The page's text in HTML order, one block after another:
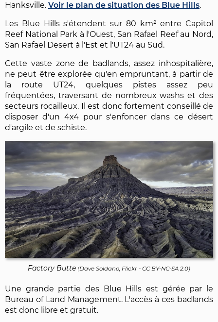
Hanksville. Voir le plan de situation des Blue Hills.
Les Blue Hills s'étendent sur 80 km² entre Capitol
Reef National Park à l'Ouest, San Rafael Reef au Nord,
San Rafael Desert à l'Est et l'UT24 au Sud.
Cette vaste zone de badlands, assez inhospitalière,
ne peut être explorée qu'en empruntant, à partir de
la route UT24, quelques pistes assez peu
fréquentées, traversant de nombreux washs et des
secteurs rocailleux. Il est donc fortement conseillé de
disposer d'un 4x4 pour s'enfoncer dans ce désert
d'argile et de schiste.
Factory Butte (Dave Soldano, Flickr - CC BY-NC-SA 2.0)
Une grande partie des Blue Hills est gérée par le
Bureau of Land Management. L'accès à ces badlands
est donc libre et gratuit.